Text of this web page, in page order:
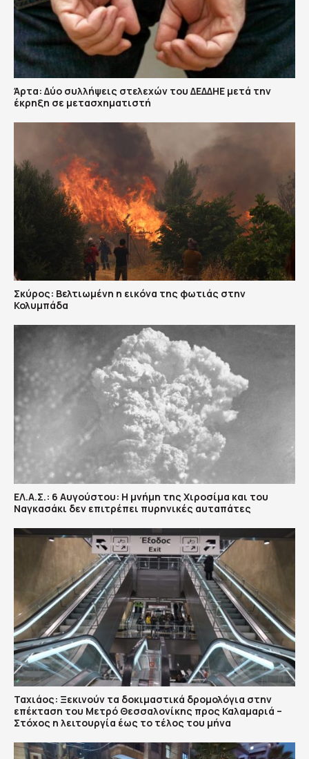
Άρτα: Δύο συλλήψεις στελεχών του ΔΕΔΔΗΕ μετά την
έκρηξη σε μετασχηματιστή
Σκύρος: Βελτιωμένη η εικόνα της φωτιάς στην
Κολυμπάδα
ΕΛ.Α.Σ.: 6 Αυγούστου: Η μνήμη της Χιροσίμα και του
Ναγκασάκι δεν επιτρέπει πυρηνικές αυταπάτες
Ταχιάος: Ξεκινούν τα δοκιμαστικά δρομολόγια στην
επέκταση του Μετρό Θεσσαλονίκης προς Καλαμαριά –
Στόχος η λειτουργία έως το τέλος του μήνα